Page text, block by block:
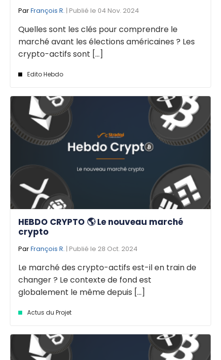
ParFrançois R. | Publié le 04 Nov. 2024
Quelles sont les clés pour comprendre le
marché avant les élections américaines ? Les
crypto-actifs sont [...]
Edito Hebdo
HEBDO CRYPTO 🌎 Le nouveau marché
crypto
ParFrançois R. | Publié le 28 Oct. 2024
Le marché des crypto-actifs est-il en train de
changer ? Le contexte de fond est
globalement le même depuis [...]
Actus du Projet